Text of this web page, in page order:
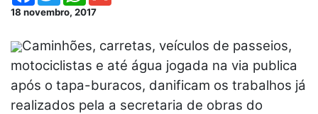
18 novembro, 2017
Caminhões, carretas, veículos de passeios,
motociclistas e até água jogada na via publica
após o tapa-buracos, danificam os trabalhos já
realizados pela a secretaria de obras do